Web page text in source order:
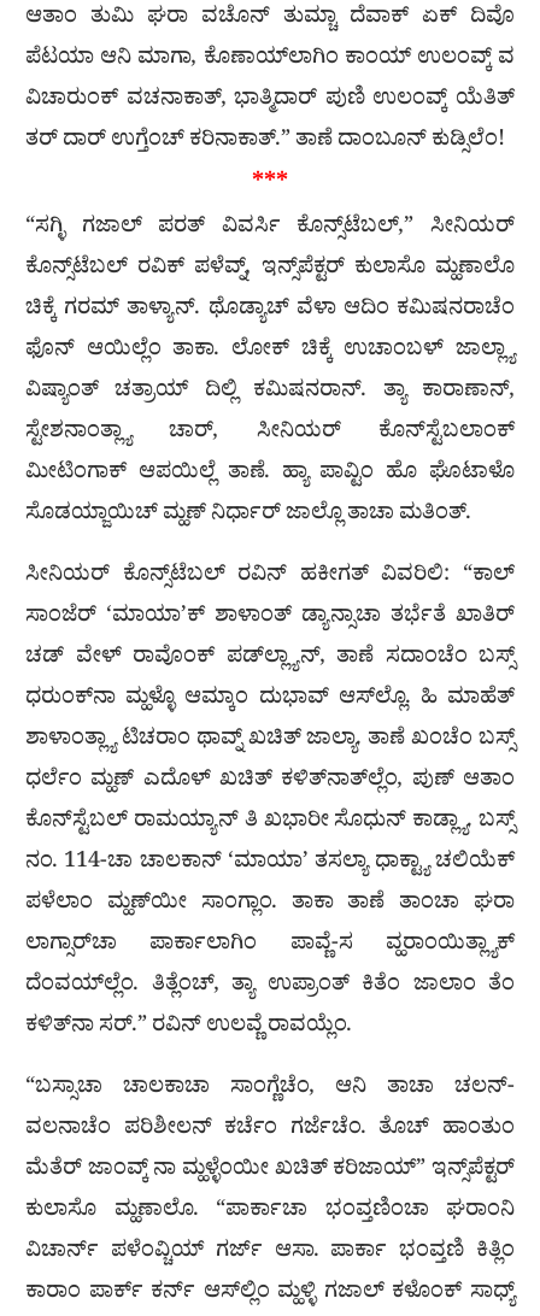
ಆತಾಂ ತುಮಿ ಘರಾ ವಚೊನ್ ತುಮ್ಚಾ ದೆವಾಕ್ ಏಕ್ ದಿವೊ
ಪೆಟಯಾ ಆನಿ ಮಾಗಾ, ಕೊಣಾಯ್‌ಲಾಗಿಂ ಕಾಂಯ್ ಉಲಂವ್ಕ್ ವ
ವಿಚಾರುಂಕ್ ವಚನಾಕಾತ್, ಭಾತ್ಮಿದಾರ್ ಪುಣಿ ಉಲಂವ್ಕ್ ಯೆತಿತ್
ತರ್ ದಾರ್ ಉಗ್ತೆಂಚ್ ಕರಿನಾಕಾತ್.” ತಾಣೆ ದಾಂಬೂನ್ ಕುಡ್ಸಿಲೆಂ!
***
“ಸಗ್ಳಿ ಗಜಾಲ್ ಪರತ್ ವಿವರ್ಸಿ ಕೊನ್ಸ್‌ಟೆಬಲ್,” ಸೀನಿಯರ್
ಕೊನ್ಸ್‌ಟೆಬಲ್ ರವಿಕ್ ಪಳೆವ್ನ್, ಇನ್ಸ್‌ಪೆಕ್ಟರ್ ಕುಲಾಸೊ ಮ್ಹಣಾಲೊ
ಚಿಕ್ಕೆ ಗರಮ್ ತಾಳ್ಯಾನ್. ಥೊಡ್ಯಾಚ್ ವೆಳಾ ಆದಿಂ ಕಮಿಷನರಾಚೆಂ
ಫೊನ್ ಆಯಿಲ್ಲೆಂ ತಾಕಾ. ಲೋಕ್ ಚಿಕ್ಕೆ ಉಚಾಂಬಳ್ ಜಾಲ್ಲ್ಯಾ
ವಿಷ್ಯಾಂತ್ ಚತ್ರಾಯ್ ದಿಲ್ಲಿ ಕಮಿಷನರಾನ್. ತ್ಯಾ ಕಾರಾಣಾನ್,
ಸ್ಟೇಶನಾಂತ್ಲ್ಯಾ ಚಾರ್, ಸೀನಿಯರ್ ಕೊನ್‌ಸ್ಟೆಬಲಾಂಕ್
ಮೀಟಿಂಗಾಕ್ ಆಪಯಿಲ್ಲೆ ತಾಣೆ. ಹ್ಯಾ ಪಾವ್ಟಿಂ ಹೊ ಘೊಟಾಳೊ
ಸೊಡಯ್ಜಾಯಿಚ್ ಮ್ಹಣ್ ನಿರ್ಧಾರ್ ಜಾಲ್ಲೊ ತಾಚಾ ಮತಿಂತ್.
ಸೀನಿಯರ್ ಕೊನ್ಸ್‌ಟೆಬಲ್ ರವಿನ್ ಹಕೀಗತ್ ವಿವರಿಲಿ: “ಕಾಲ್
ಸಾಂಜೆರ್ ‘ಮಾಯಾ’ಕ್ ಶಾಳಾಂತ್ ಡ್ಯಾನ್ಸಾಚಾ ತರ್ಭೆತೆ ಖಾತಿರ್
ಚಡ್ ವೇಳ್ ರಾವೊಂಕ್ ಪಡ್‌ಲ್ಲ್ಯಾನ್, ತಾಣೆ ಸದಾಂಚೆಂ ಬಸ್ಸ್
ಧರುಂಕ್‌ನಾ ಮ್ಹಳ್ಳೊ ಆಮ್ಕಾಂ ದುಭಾವ್ ಆಸ್‌ಲ್ಲೊ. ಹಿ ಮಾಹೆತ್
ಶಾಳಾಂತ್ಲ್ಯಾ ಟಿಚರಾಂ ಥಾವ್ನ್ ಖಚಿತ್ ಜಾಲ್ಯಾ. ತಾಣೆ ಖಂಚೆಂ ಬಸ್ಸ್
ಧರ್ಲೆಂ ಮ್ಹಣ್ ಎದೊಳ್ ಖಚಿತ್ ಕಳಿತ್‌ನಾತ್‌ಲ್ಲೆಂ, ಪುಣ್ ಆತಾಂ
ಕೊನ್‌ಸ್ಟೆಬಲ್ ರಾಮಯ್ಯಾನ್ ತಿ ಖಭಾರೀ ಸೊಧುನ್ ಕಾಡ್ಲ್ಯಾ. ಬಸ್ಸ್
ನಂ. 114-ಚಾ ಚಾಲಕಾನ್ ‘ಮಾಯಾ’ ತಸಲ್ಯಾ ಧಾಕ್ಟ್ಯಾ ಚಲಿಯೆಕ್
ಪಳೆಲಾಂ ಮ್ಹಣ್‌ಯೀ ಸಾಂಗ್ಲಾಂ. ತಾಕಾ ತಾಣೆ ತಾಂಚಾ ಘರಾ
ಲಾಗ್ಸಾರ್‌ಚಾ ಪಾರ್ಕಾಲಾಗಿಂ ಪಾವ್ಣೆ-ಸ ವ್ಹರಾಂಯಿತ್ಲ್ಯಾಕ್
ದೆಂವಯ್‌ಲ್ಲೆಂ. ತಿತ್ಲೆಂಚ್, ತ್ಯಾ ಉಪ್ರಾಂತ್ ಕಿತೆಂ ಜಾಲಾಂ ತೆಂ
ಕಳಿತ್‌ನಾ ಸರ್.” ರವಿನ್ ಉಲವ್ಣೆ ರಾವಯ್ಲೆಂ.
“ಬಸ್ಸಾಚಾ ಚಾಲಕಾಚಾ ಸಾಂಗ್ಣೆಚೆಂ, ಆನಿ ತಾಚಾ ಚಲನ್-
ವಲನಾಚೆಂ ಪರಿಶೀಲನ್ ಕರ್ಚೆಂ ಗರ್ಜೆಚೆಂ. ತೊಚ್ ಹಾಂತುಂ
ಮೆತೆರ್ ಜಾಂವ್ಕ್ ನಾ ಮ್ಹಳ್ಳೆಂಯೀ ಖಚಿತ್ ಕರಿಜಾಯ್” ಇನ್ಸ್‌ಪೆಕ್ಟರ್
ಕುಲಾಸೊ ಮ್ಹಣಾಲೊ. “ಪಾರ್ಕಾಚಾ ಭಂವ್ತಣಿಂಚಾ ಘರಾಂನಿ
ವಿಚಾರ್ನ್ ಪಳೆಂವ್ಚಿಯ್ ಗರ್ಜ್ ಆಸಾ. ಪಾರ್ಕಾ ಭಂವ್ತಣಿ ಕಿತ್ಲಿಂ
ಕಾರಾಂ ಪಾರ್ಕ್ ಕರ್ನ್ ಆಸ್‌ಲ್ಲಿಂ ಮ್ಹಳ್ಳಿ ಗಜಾಲ್ ಕಳೊಂಕ್ ಸಾಧ್ಯ್